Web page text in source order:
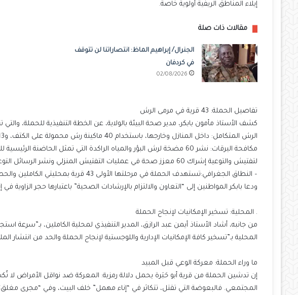
إيلاء المناطق الريفية أولوية خاصة.
مقالات ذات صلة
الجنرال/ إبراهيم الماظ: انتصاراتنا لن تتوقف
في كردفان
02/08/2026
تفاصيل الحملة: 43 قرية في مرمى الرش
كشف الأستاذ مأمون بابكر، مدير صحة البيئة بالولاية، عن الخطة التنفيذية للحملة،
الرش المتكامل: داخل المنازل وخارجها، باستخدام 40 ماكينة رش محمولة على الكتف، و13 ماكينة محمولة على العربات للرش الضبابي.
مكافحة اليرقات: نشر 60 مضخة لرش البؤر والمياه الراكدة التي تمثل الحاضنة الرئيسية للبعوض.
لتفتيش والتوعية إشراك 60 معزز صحة في عمليات التفتيش المنزلي ونشر الرسائل التوعوية.
– النطاق الجغرافي:تستهدف الحملة في مرحلتها الأولى 43 قرية بمحليتي الكاملين والحصاحيصا.
ودعا بابكر المواطنين إلى “التعاون والالتزام بالإرشادات الصحية” باعتبارها حجر
. المحلية: تسخير الإمكانيات لإنجاح الحملة
من جانبه، أشاد الأستاذ أيمن عبد الرازق، المدير التنفيذي لمحلية الكاملين، بـ”سرعة
المحلية بـ”تسخير كافة الإمكانيات الإدارية واللوجستية لإنجاح الحملة والحد من انتشار
ما وراء الحملة: معركة الوعي قبل المبيد
إن تدشين الحملة من قرية أبو حَبَرة يحمل دلالة رمزية: المعركة ضد نواقل الأمراض لا
المجتمعي. فالبعوضة التي تقتل، تتكاثر في “إناء مهمل” خلف البيت، وفي “مجرى